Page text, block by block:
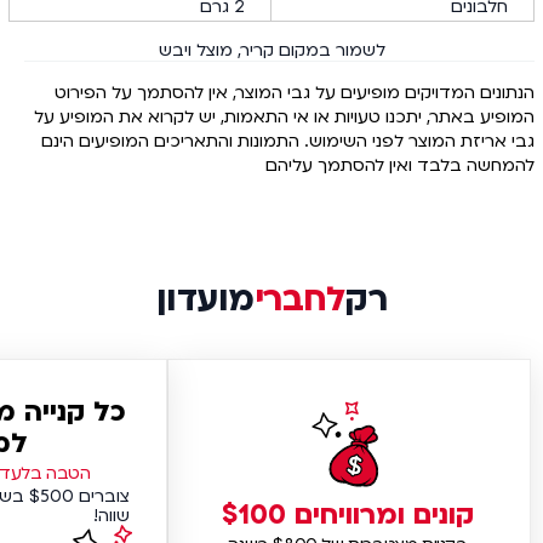
חלבונים
2 גרם
לשמור במקום קריר, מוצל ויבש
הנתונים המדויקים מופיעים על גבי המוצר, אין להסתמך על הפירוט
המופיע באתר, יתכנו טעויות או אי התאמות, יש לקרוא את המופיע על
גבי אריזת המוצר לפני השימוש. התמונות והתאריכים המופיעים הינם
להמחשה בלבד ואין להסתמך עליהם
רקלחברימועדון
קונים ומרוויחים $100
כל
הטבה
שווה!